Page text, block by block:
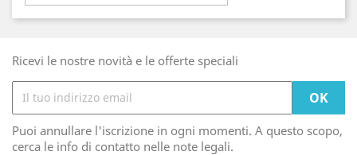
Ricevi le nostre novità e le offerte speciali
Puoi annullare l'iscrizione in ogni momenti. A questo scopo,
cerca le info di contatto nelle note legali.